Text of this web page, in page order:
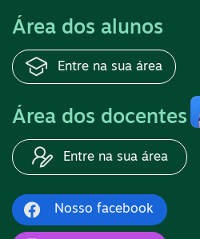
Área dos alunos
Entre na sua área
Área dos docentes
Entre na sua área
Nosso facebook